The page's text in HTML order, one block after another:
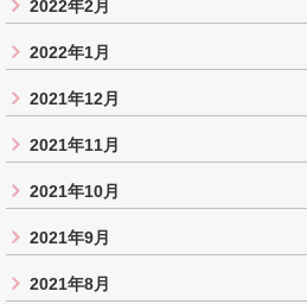
2022年2月
2022年1月
2021年12月
2021年11月
2021年10月
2021年9月
2021年8月